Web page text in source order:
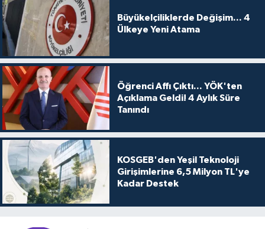
Büyükelçiliklerde Değişim... 4
Ülkeye Yeni Atama
Öğrenci Affı Çıktı... YÖK'ten
Açıklama Geldi! 4 Aylık Süre
Tanındı
KOSGEB'den Yeşil Teknoloji
Girişimlerine 6,5 Milyon TL'ye
Kadar Destek